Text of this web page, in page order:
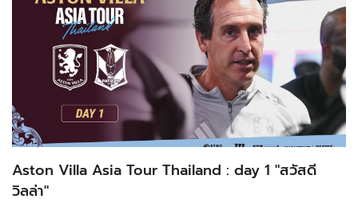
Aston Villa Asia Tour Thailand : day 1 "สวัสดี
วิลล่า"